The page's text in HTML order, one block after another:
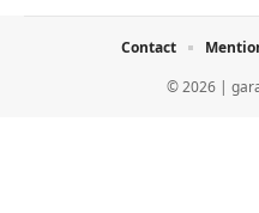
© 2026 |
Contact